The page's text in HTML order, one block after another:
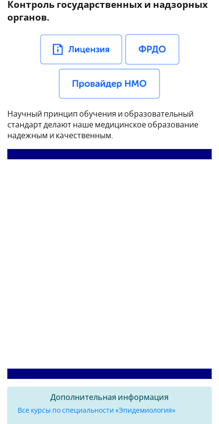
Контроль государственных и надзорных
органов.
Научный принцип обучения и образовательный
стандарт делают наше медицинское образование
надежным и качественным.
Дополнительная информация
Все курсы по специальности «Эпидемиология»